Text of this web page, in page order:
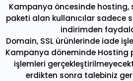
Kampanya öncesinde hosting,
paketi alan kullanıcılar sadece
indirimden
Domain, SSL ürünlerinde iade
Kampanya döneminde
işlemleri
erdikten sonra talebiniz